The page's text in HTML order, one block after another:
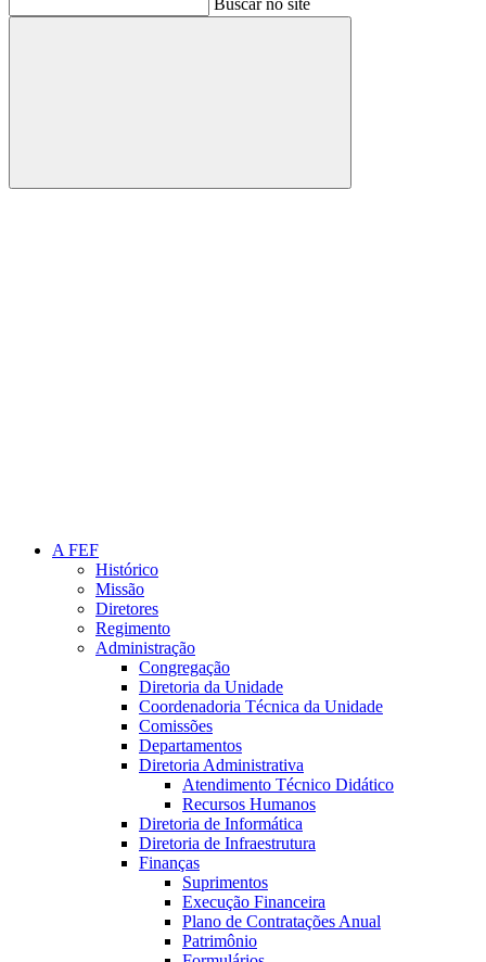
Buscar no site
Buscar
A FEF
Histórico
Missão
Diretores
Regimento
Administração
Congregação
Diretoria da Unidade
Coordenadoria Técnica da Unidade
Comissões
Departamentos
Diretoria Administrativa
Atendimento Técnico Didático
Recursos Humanos
Diretoria de Informática
Diretoria de Infraestrutura
Finanças
Suprimentos
Execução Financeira
Plano de Contratações Anual
Patrimônio